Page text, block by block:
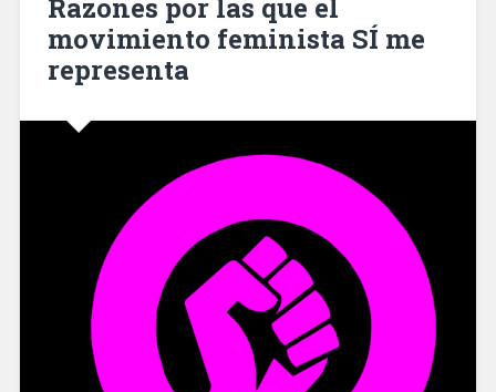
Razones por las que el
movimiento feminista SÍ me
representa